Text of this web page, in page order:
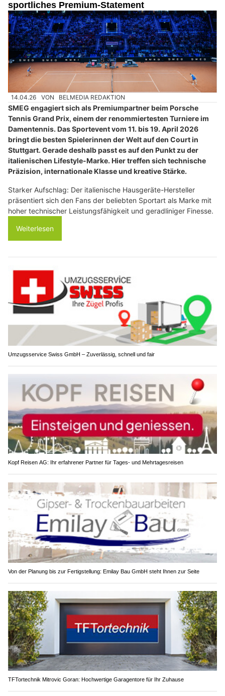
sportliches Premium-Statement
14.04.26 VON BELMEDIA REDAKTION
SMEG engagiert sich als Premiumpartner beim Porsche
Tennis Grand Prix, einem der renommiertesten Turniere im
Damentennis. Das Sportevent vom 11. bis 19. April 2026
bringt die besten Spielerinnen der Welt auf den Court in
Stuttgart. Gerade deshalb passt es auf den Punkt zu der
italienischen Lifestyle-Marke. Hier treffen sich technische
Präzision, internationale Klasse und kreative Stärke.
Starker Aufschlag: Der italienische Hausgeräte-Hersteller
präsentiert sich den Fans der beliebten Sportart als Marke mit
hoher technischer Leistungsfähigkeit und geradliniger Finesse.
Weiterlesen
Umzugsservice Swiss GmbH – Zuverlässig, schnell und fair
Kopf Reisen AG: Ihr erfahrener Partner für Tages- und Mehrtagesreisen
Von der Planung bis zur Fertigstellung: Emilay Bau GmbH steht Ihnen zur Seite
TFTortechnik Mitrovic Goran: Hochwertige Garagentore für Ihr Zuhause